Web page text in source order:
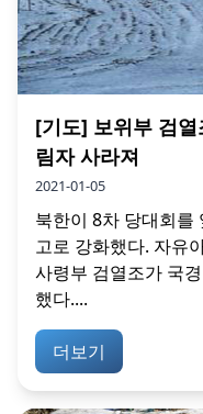
[기도] 보위부 검
림자 사라져
2021-01-05
북한이 8차 당대회를
고로 강화했다. 자유
사령부 검열조가 국
했다....
더보기